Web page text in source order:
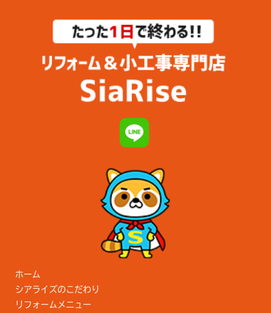
ホーム
シアライズのこだわり
リフォームメニュー